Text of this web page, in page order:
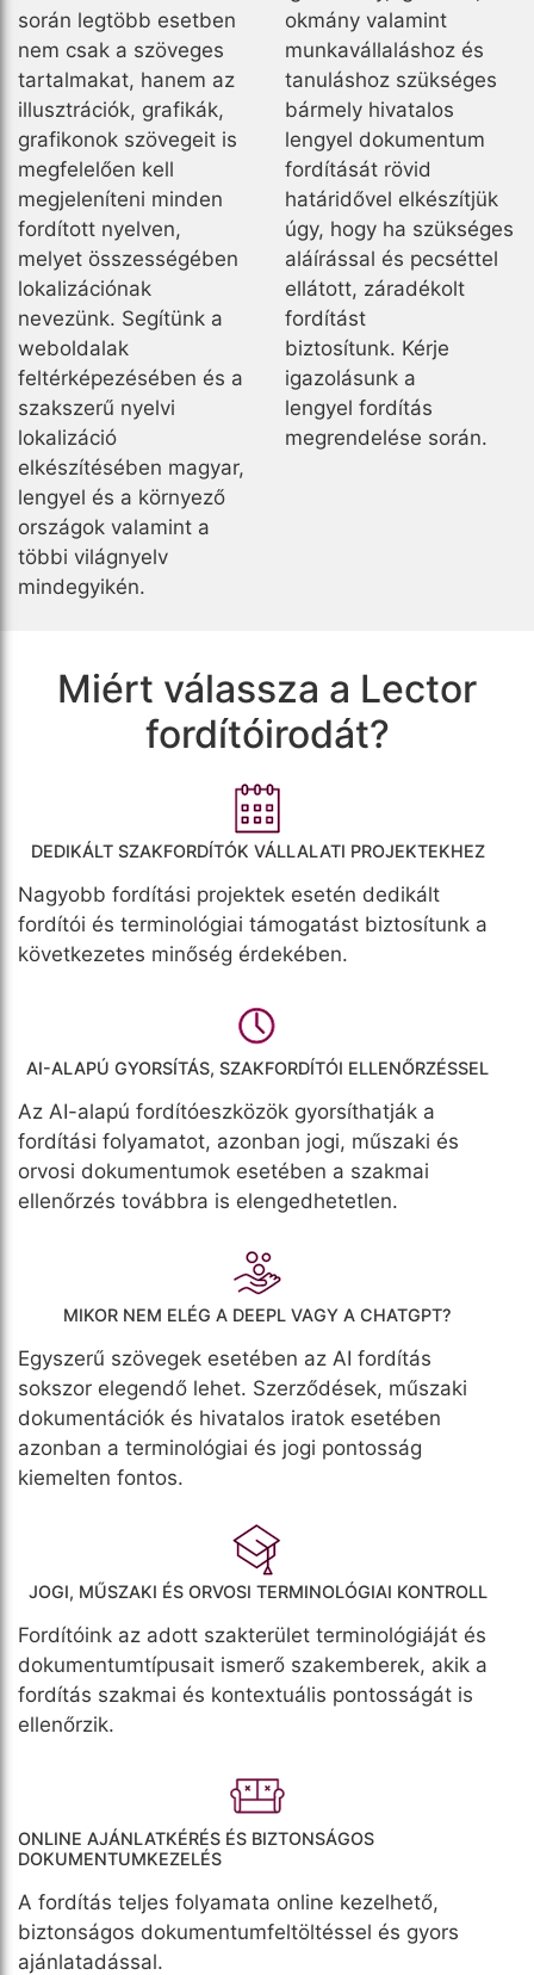
során legtöbb esetben
nem csak a szöveges
tartalmakat, hanem az
illusztrációk, grafikák,
grafikonok szövegeit is
megfelelően kell
megjeleníteni minden
fordított nyelven,
melyet összességében
lokalizációnak
nevezünk. Segítünk a
weboldalak
feltérképezésében és a
szakszerű nyelvi
lokalizáció
elkészítésében magyar,
lengyel és a környező
országok valamint a
többi világnyelv
mindegyikén.
okmány valamint
munkavállaláshoz és
tanuláshoz szükséges
bármely hivatalos
lengyel dokumentum
fordítását rövid
határidővel elkészítjük
úgy, hogy ha szükséges
aláírással és pecséttel
ellátott, záradékolt
fordítást
biztosítunk. Kérje
igazolásunk a
lengyel fordítás
megrendelése során.
Miért válassza a Lector
fordítóirodát?
DEDIKÁLT SZAKFORDÍTÓK VÁLLALATI PROJEKTEKHEZ
Nagyobb fordítási projektek esetén dedikált
fordítói és terminológiai támogatást biztosítunk a
következetes minőség érdekében.
AI-ALAPÚ GYORSÍTÁS, SZAKFORDÍTÓI ELLENŐRZÉSSEL
Az AI-alapú fordítóeszközök gyorsíthatják a
fordítási folyamatot, azonban jogi, műszaki és
orvosi dokumentumok esetében a szakmai
ellenőrzés továbbra is elengedhetetlen.
MIKOR NEM ELÉG A DEEPL VAGY A CHATGPT?
Egyszerű szövegek esetében az AI fordítás
sokszor elegendő lehet. Szerződések, műszaki
dokumentációk és hivatalos iratok esetében
azonban a terminológiai és jogi pontosság
kiemelten fontos.
JOGI, MŰSZAKI ÉS ORVOSI TERMINOLÓGIAI KONTROLL
Fordítóink az adott szakterület terminológiáját és
dokumentumtípusait ismerő szakemberek, akik a
fordítás szakmai és kontextuális pontosságát is
ellenőrzik.
ONLINE AJÁNLATKÉRÉS ÉS BIZTONSÁGOS
DOKUMENTUMKEZELÉS
A fordítás teljes folyamata online kezelhető,
biztonságos dokumentumfeltöltéssel és gyors
ajánlatadással.